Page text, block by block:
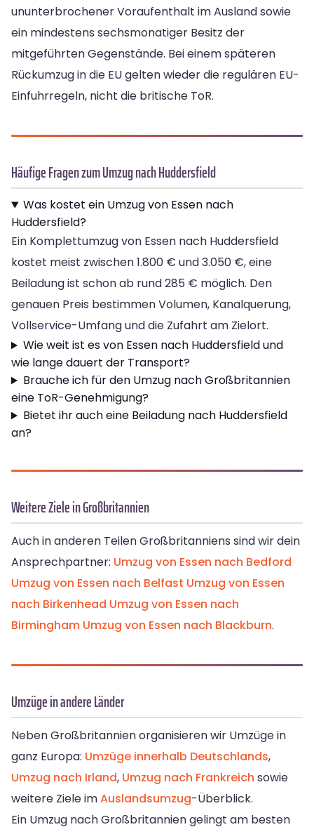
ununterbrochener Voraufenthalt im Ausland sowie
ein mindestens sechsmonatiger Besitz der
mitgeführten Gegenstände. Bei einem späteren
Rückumzug in die EU gelten wieder die regulären EU-
Einfuhrregeln, nicht die britische ToR.
Häufige Fragen zum Umzug nach Huddersfield
Was kostet ein Umzug von Essen nach
Huddersfield?
Ein Komplettumzug von Essen nach Huddersfield
kostet meist zwischen 1.800 € und 3.050 €, eine
Beiladung ist schon ab rund 285 € möglich. Den
genauen Preis bestimmen Volumen, Kanalquerung,
Vollservice-Umfang und die Zufahrt am Zielort.
Wie weit ist es von Essen nach Huddersfield und
wie lange dauert der Transport?
Brauche ich für den Umzug nach Großbritannien
eine ToR-Genehmigung?
Bietet ihr auch eine Beiladung nach Huddersfield
an?
Weitere Ziele in Großbritannien
Auch in anderen Teilen Großbritanniens sind wir dein
Ansprechpartner: Umzug von Essen nach Bedford
Umzug von Essen nach Belfast Umzug von Essen
nach Birkenhead Umzug von Essen nach
Birmingham Umzug von Essen nach Blackburn.
Umzüge in andere Länder
Neben Großbritannien organisieren wir Umzüge in
ganz Europa: Umzüge innerhalb Deutschlands,
Umzug nach Irland, Umzug nach Frankreich sowie
weitere Ziele imAuslandsumzug-Überblick.
Ein Umzug nach Großbritannien gelingt am besten